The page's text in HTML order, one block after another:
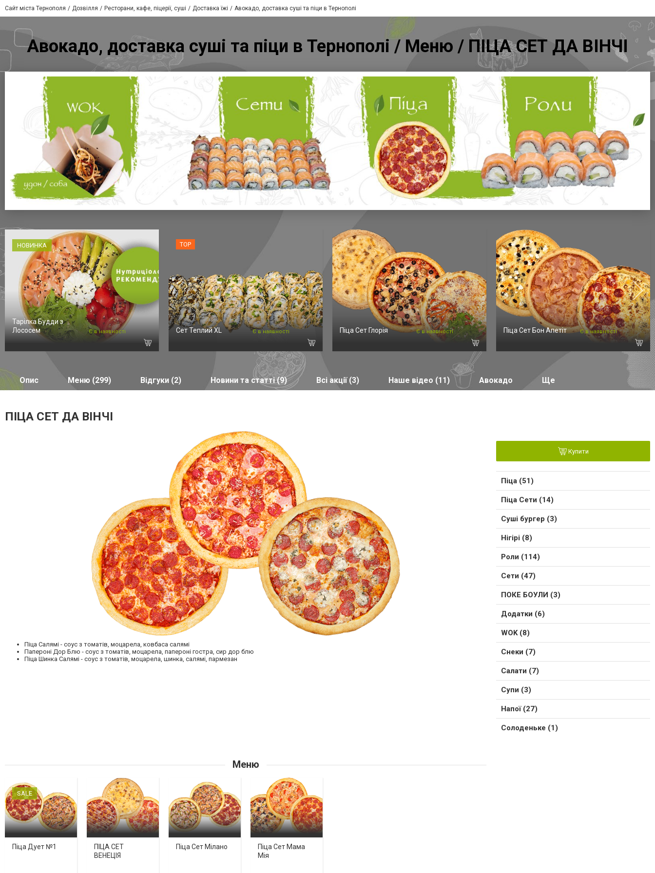
Сайт міста Тернополя Дозвілля Ресторани, кафе, піцерії, суші Доставка їжі Авокадо, доставка суші та піци в Тернополі
Авокадо, доставка суші та піци в Тернополі / Меню / ПІЦА СЕТ ДА ВІНЧІ
НОВИНКА
Тарілка Будди з
Лососем
Є в наявності
TOP
Сет Теплий XL Є в наявності Піца Сет Глорія Є в наявності Піца Сет Бон Апетіт Є в наявності
Опис Меню (299) Відгуки (2) Новини та статті (9) Всі акції (3) Наше відео (11) Авокадо Ще
ПІЦА СЕТ ДА ВІНЧІ
Піца Салямі - соус з томатів, моцарела, ковбаса салямі
Папероні Дор Блю - соус з томатів, моцарела, папероні гостра, сир дор блю
Піца Шинка Салямі - соус з томатів, моцарела, шинка, салямі, пармезан
Купити
Піца (51)
Піца Сети (14)
Суші бургер (3)
Нігірі (8)
Роли (114)
Сети (47)
ПОКЕ БОУЛИ (3)
Додатки (6)
WOK (8)
Снеки (7)
Салати (7)
Супи (3)
Напої (27)
Солоденьке (1)
Меню
SALE
Піца Дует №1
ПІЦА СЕТ
ВЕНЕЦІЯ
Піца Сет Мілано
Піца Сет Мама
Мія